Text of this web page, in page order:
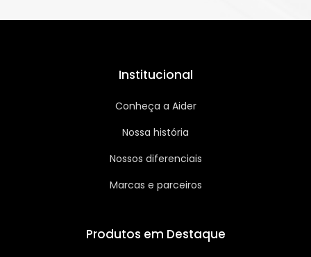
Institucional
Conheça a Aider
Nossa história
Nossos diferenciais
Marcas e parceiros
Produtos em Destaque